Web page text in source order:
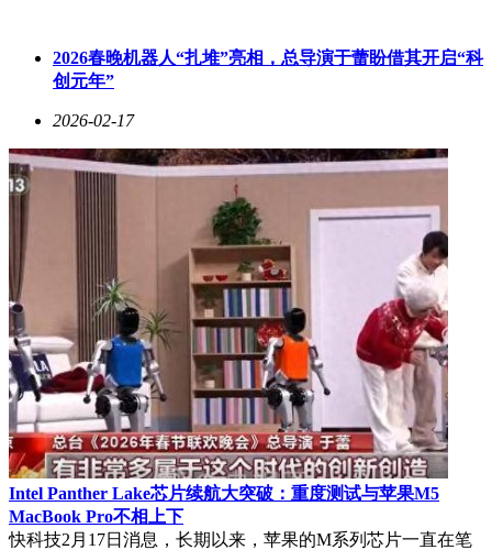
2026春晚机器人“扎堆”亮相，总导演于蕾盼借其开启“科
创元年”
2026-02-17
Intel Panther Lake芯片续航大突破：重度测试与苹果M5
MacBook Pro不相上下
快科技2月17日消息，长期以来，苹果的M系列芯片一直在笔